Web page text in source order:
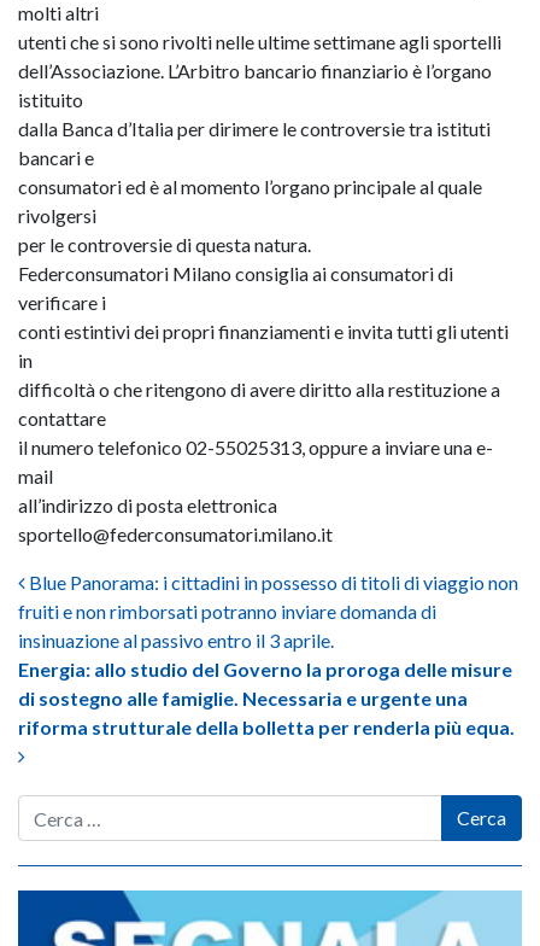
molti altri
utenti che si sono rivolti nelle ultime settimane agli sportelli
dell’Associazione. L’Arbitro bancario finanziario è l’organo
istituito
dalla Banca d’Italia per dirimere le controversie tra istituti
bancari e
consumatori ed è al momento l’organo principale al quale
rivolgersi
per le controversie di questa natura.
Federconsumatori Milano consiglia ai consumatori di
verificare i
conti estintivi dei propri finanziamenti e invita tutti gli utenti
in
difficoltà o che ritengono di avere diritto alla restituzione a
contattare
il numero telefonico 02-55025313, oppure a inviare una e-
mail
all’indirizzo di posta elettronica
sportello@federconsumatori.milano.it
Post navigation
Blue Panorama: i cittadini in possesso di titoli di viaggio non
fruiti e non rimborsati potranno inviare domanda di
insinuazione al passivo entro il 3 aprile.
Energia: allo studio del Governo la proroga delle misure
di sostegno alle famiglie. Necessaria e urgente una
riforma strutturale della bolletta per renderla più equa.
Cerca